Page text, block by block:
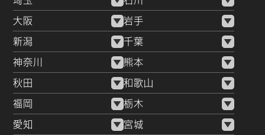
大阪 岩手
新潟 千葉
神奈川 熊本
秋田 和歌山
福岡 栃木
愛知 宮城